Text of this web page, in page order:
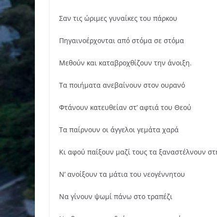
Σαν τις ώριμες γυναίκες του πάρκου
Πηγαινοέρχονται από στόμα σε στόμα
Μεθούν και καταβροχθίζουν την άνοιξη.
Τα ποιήματα ανεβαίνουν στον ουρανό
Φτάνουν κατευθείαν στ’ αφτιά του Θεού
Τα παίρνουν οι άγγελοι γεμάτα χαρά
Κι αφού παίξουν μαζί τους τα ξαναστέλνουν
Ν’ ανοίξουν τα μάτια του νεογέννητου
Να γίνουν ψωμί πάνω στο τραπέζι